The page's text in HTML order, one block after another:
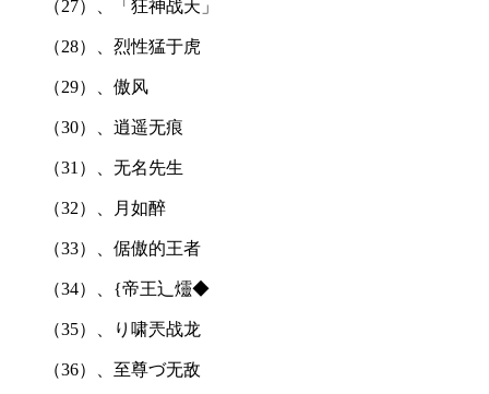
（27）、「狂神战天」
（28）、烈性猛于虎
（29）、傲风
（30）、逍遥无痕
（31）、无名先生
（32）、月如醉
（33）、倨傲的王者
（34）、{帝王辶爧◆
（35）、り啸兲战龙
（36）、至尊づ无敌